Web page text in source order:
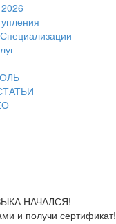
НАЧАЛСЯ!
и получи сертификат!